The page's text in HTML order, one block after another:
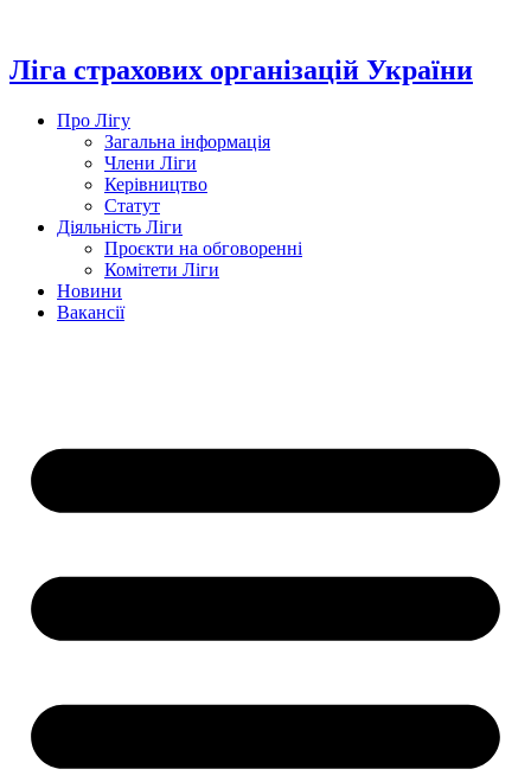
вмісту
Ліга страхових організацій України
Про Лігу
Загальна інформація
Члени Ліги
Керівництво
Статут
Діяльність Ліги
Проєкти на обговоренні
Комітети Ліги
Новини
Вакансії